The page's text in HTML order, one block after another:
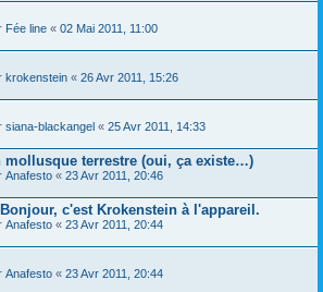
Fée line « 02 Mai 2011, 11:00
krokenstein « 26 Avr 2011, 15:26
siana-blackangel « 25 Avr 2011, 14:33
mollusque terrestre (oui, ça existe…)
Anafesto « 23 Avr 2011, 20:46
c'est Krokenstein à l'appareil.
Anafesto « 23 Avr 2011, 20:44
Anafesto « 23 Avr 2011, 20:44